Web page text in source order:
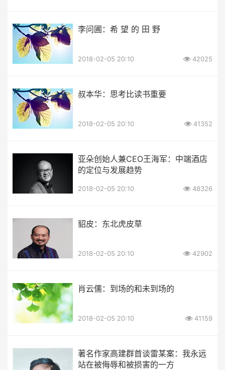
李问圃：希 望 的 田 野
2018-02-05 20:10 42025
叔本华：思考比读书重要
2018-02-05 20:10 41352
亚朵创始人兼CEO王海军：中端酒店
的定位与发展趋势
2018-02-05 20:10 48326
貂皮：东北虎皮草
2018-02-05 20:10 42902
肖云儒：到场的和未到场的
2018-02-05 20:10 41159
著名作家高建群首谈雷某案：我永远
站在被侮辱和被损害的一方